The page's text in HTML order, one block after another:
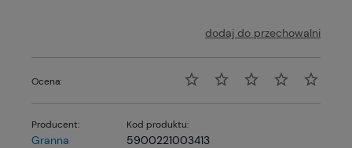
dodaj do przechowalni
Ocena:
Producent:
Granna
Kod produktu:
5900221003413